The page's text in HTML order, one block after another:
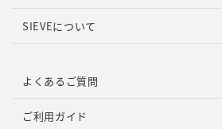
SIEVEについて
よくあるご質問
ご利用ガイド